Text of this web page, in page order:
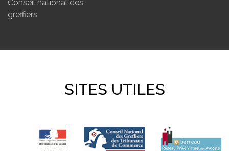
Conseil national des
greffiers
SITES UTILES